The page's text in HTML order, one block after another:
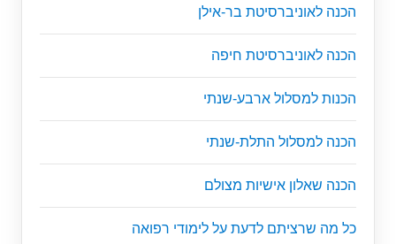
הכנה לאוניברסיטת בר-אילן
הכנה לאוניברסיטת חיפה
הכנות למסלול ארבע-שנתי
הכנה למסלול התלת-שנתי
הכנה שאלון אישיות מצולם
כל מה שרציתם לדעת על לימודי רפואה